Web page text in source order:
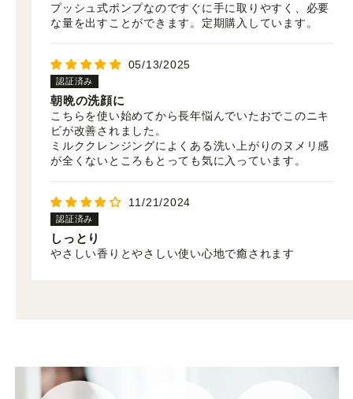
プッシュ式ポンプなのですぐに手に取りやすく、必要
な量を出すことができます。定期購入しています。
05/13/2025
朝晩の洗顔に
こちらを使い始めてから長年悩んでいたおでこのニキ
ビが改善されました。
ミルククレンジングによくある洗い上がりのヌメリ感
が全くないところもとっても気に入っています。
11/21/2024
しっとり
やさしい香りとやさしい使い心地で癒されます